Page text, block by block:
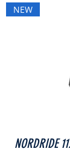
NEW
NORDRIDE